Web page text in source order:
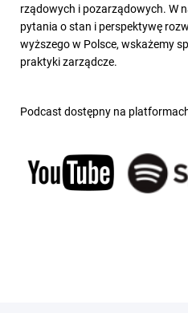
rządowych i pozarządowych. W
pytania o stan i perspektywę
wyższego w Polsce, wskażemy
praktyki zarządcze.
Podcast dostępny na